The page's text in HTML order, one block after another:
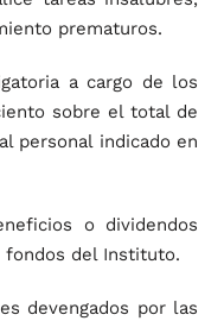
prematuros.
a cargo de los
sobre el total de
personal indicado en
o dividendos
fondos del Instituto.
por las